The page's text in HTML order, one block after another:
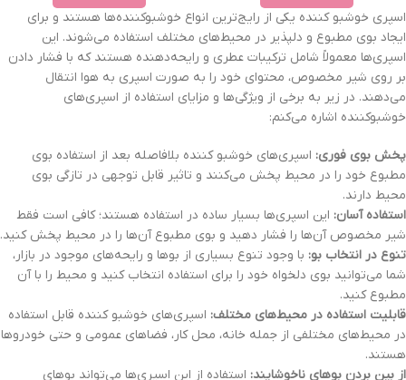
اسپری‌ خوشبو کننده یکی از رایج‌ترین انواع خوشبوکننده‌ها هستند و برای
ایجاد بوی مطبوع و دلپذیر در محیط‌های مختلف استفاده می‌شوند. این
اسپری‌ها معمولاً شامل ترکیبات عطری و رایحه‌دهنده هستند که با فشار دادن
بر روی شیر مخصوص، محتوای خود را به صورت اسپری به هوا انتقال
می‌دهند. در زیر به برخی از ویژگی‌ها و مزایای استفاده از اسپری‌های
خوشبوکننده اشاره می‌کنم:
پخش بوی فوری: اسپری‌های خوشبو کننده بلافاصله بعد از استفاده بوی
مطبوع خود را در محیط پخش می‌کنند و تاثیر قابل توجهی در تازگی بوی
محیط دارند.
استفاده آسان: این اسپری‌ها بسیار ساده در استفاده هستند؛ کافی است فقط
شیر مخصوص آن‌ها را فشار دهید و بوی مطبوع آن‌ها را در محیط پخش کنید.
تنوع در انتخاب بو: با وجود تنوع بسیاری از بوها و رایحه‌های موجود در بازار،
شما می‌توانید بوی دلخواه خود را برای استفاده انتخاب کنید و محیط را با آن
مطبوع کنید.
قابلیت استفاده در محیط‌های مختلف: اسپری‌های خوشبو کننده قابل استفاده
در محیط‌های مختلفی از جمله خانه، محل کار، فضاهای عمومی و حتی خودروها
هستند.
از بین بردن بوهای ناخوشایند: استفاده از این اسپری‌ها می‌تواند بوهای